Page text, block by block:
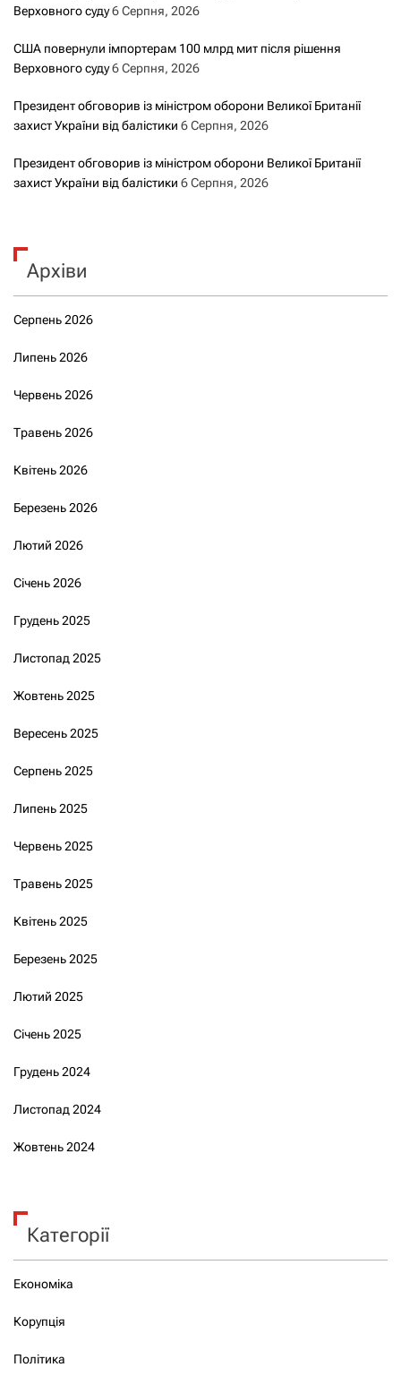
Верховного суду6 Серпня, 2026
США повернули імпортерам 100 млрд мит після рішення
Верховного суду6 Серпня, 2026
Президент обговорив із міністром оборони Великої Британії
захист України від балістики 6 Серпня, 2026
Президент обговорив із міністром оборони Великої Британії
захист України від балістики 6 Серпня, 2026
Архіви
Серпень 2026
Липень 2026
Червень 2026
Травень 2026
Квітень 2026
Березень 2026
Лютий 2026
Січень 2026
Грудень 2025
Листопад 2025
Жовтень 2025
Вересень 2025
Серпень 2025
Липень 2025
Червень 2025
Травень 2025
Квітень 2025
Березень 2025
Лютий 2025
Січень 2025
Грудень 2024
Листопад 2024
Жовтень 2024
Категорії
Економіка
Корупція
Політика